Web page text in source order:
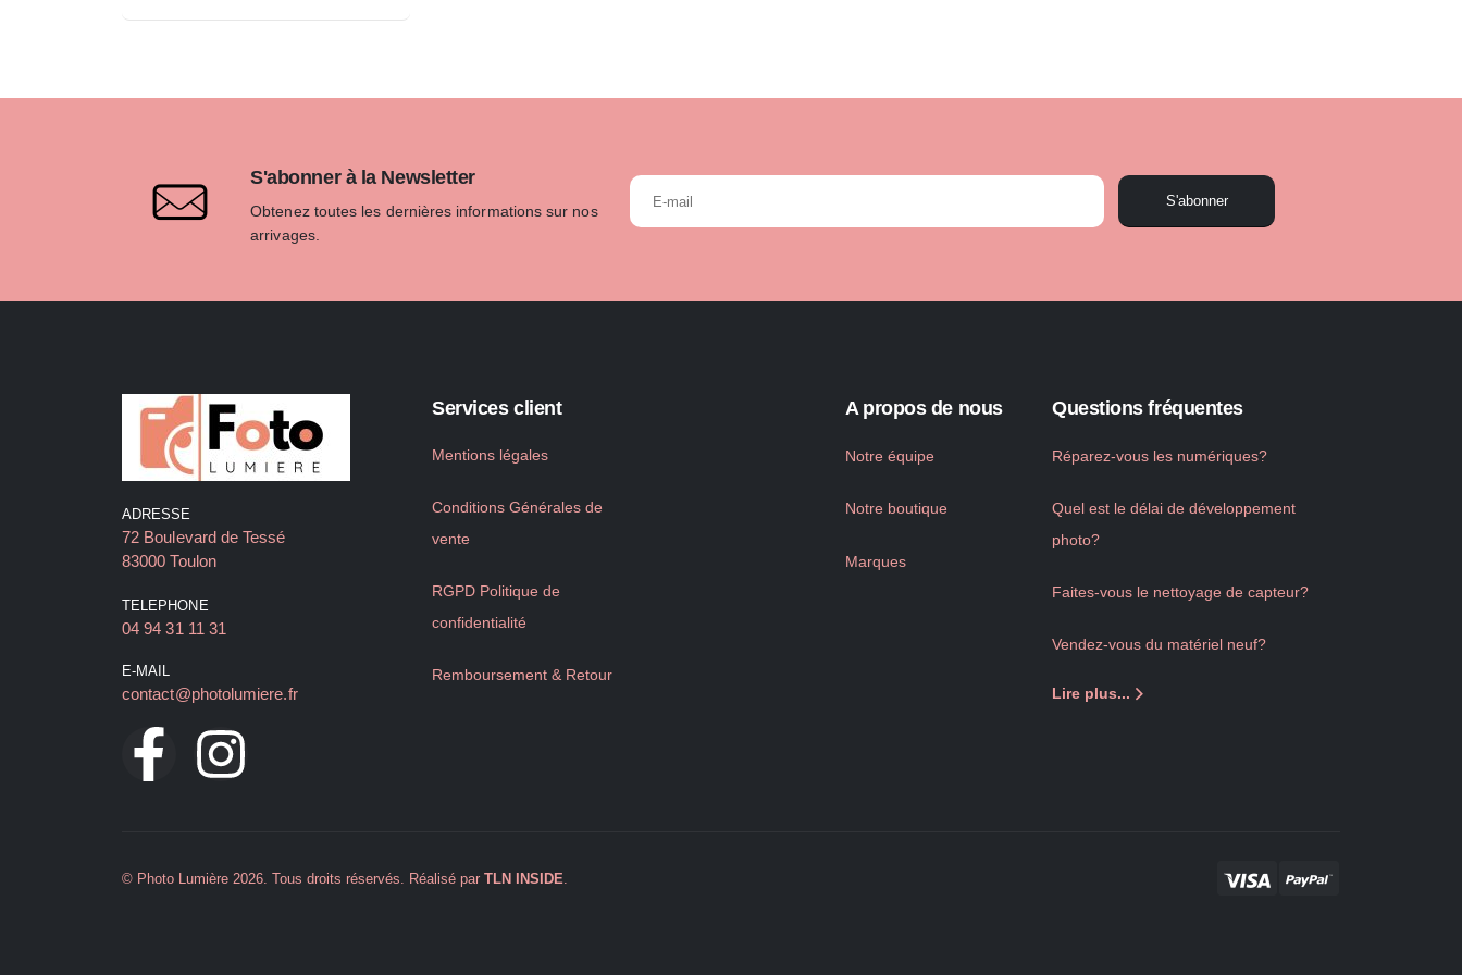
S'abonner à la Newsletter
Obtenez toutes les dernières informations sur nos
arrivages.
S'abonner
ADRESSE
72 Boulevard de Tessé
83000 Toulon
TELEPHONE
04 94 31 11 31
E-MAIL
contact@photolumiere.fr
Services client
Mentions légales
Conditions Générales de
vente
RGPD Politique de
confidentialité
Remboursement & Retour
A propos de nous
Notre équipe
Notre boutique
Marques
Questions fréquentes
Réparez-vous les numériques?
Quel est le délai de développement
photo?
Faites-vous le nettoyage de capteur?
Vendez-vous du matériel neuf?
Lire plus...
© Photo Lumière 2026. Tous droits réservés. Réalisé par TLN INSIDE.